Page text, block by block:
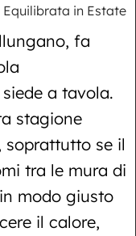
Equilibrata in Estate
fa
a tavola.
stagione
soprattutto se il
tra le mura di
modo giusto
il calore,